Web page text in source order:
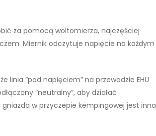
za pomocą woltomierza, najczęściej
Miernik odczytuje napięcie na każdym
linia “pod napięciem” na przewodzie EHU
“neutralny”, aby działać
w przyczepie kempingowej jest inna